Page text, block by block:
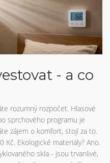
- a co
rozumný rozpočet. Hlasové
sprchového programu je
zájem o komfort, stojí za to.
Ekologické materiály? Ano.
skla - jsou trvanlivé,